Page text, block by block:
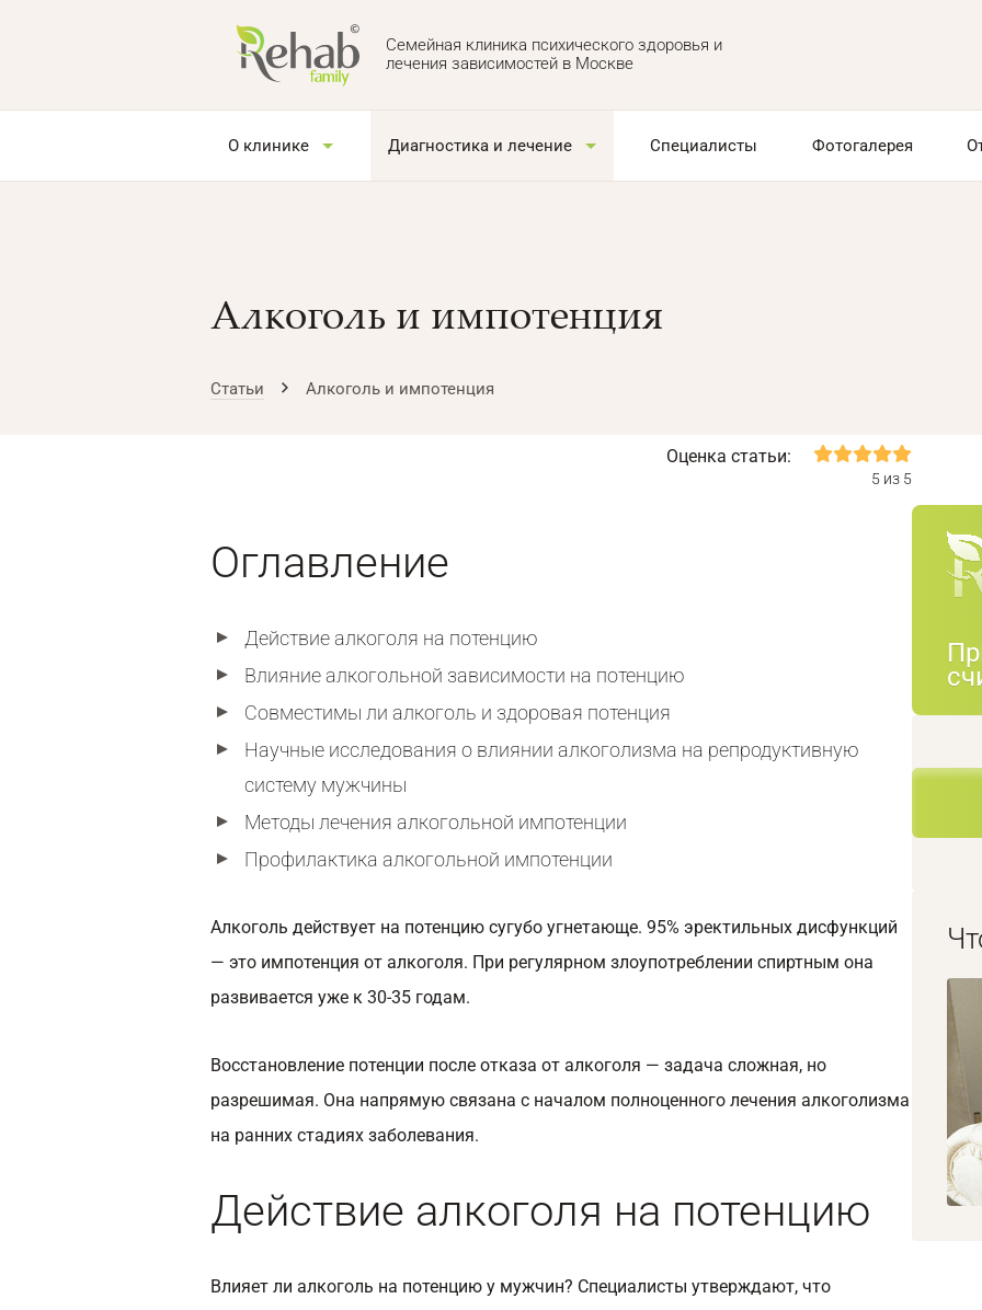
Семейная клиника психического здоровья и
лечения зависимостей в Москве
О клинике Диагностика и лечение Специалисты Фотогалерея
Алкоголь и импотенция
Статьи Алкоголь и импотенция
Оценка статьи:
5 из 5
Оглавление
Действие алкоголя на потенцию
Влияние алкогольной зависимости на потенцию
Совместимы ли алкоголь и здоровая потенция
Научные исследования о влиянии алкоголизма на репродуктивную
систему мужчины
Методы лечения алкогольной импотенции
Профилактика алкогольной импотенции
Алкоголь действует на потенцию сугубо угнетающе. 95% эректильных дисфункций
— это импотенция от алкоголя. При регулярном злоупотреблении спиртным она
развивается уже к 30-35 годам.
Восстановление потенции после отказа от алкоголя — задача сложная, но
разрешимая. Она напрямую связана с началом полноценного лечения алкоголизма
на ранних стадиях заболевания.
Действие алкоголя на потенцию
Влияет ли алкоголь на потенцию у мужчин? Специалисты утверждают, что